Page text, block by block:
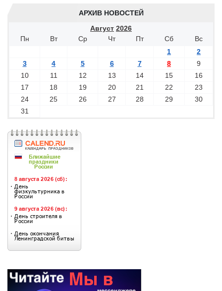
АРХИВ НОВОСТЕЙ
Август 2026
Пн
Вт Ср Чт Пт Сб
Вс
1
2
3
4 5 6 7 8
9
10
11 12 13 14 15
16
17
18 19 20 21 22
23
24
25 26 27 28 29
30
31